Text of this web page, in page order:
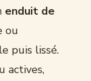
enduit de
ou
puis lissé.
actives,